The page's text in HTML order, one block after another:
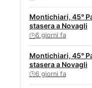
Montichiari, 45°
stasera a Novagli
🕒6 giorni fa
Montichiari, 45°
stasera a Novagli
🕒6 giorni fa